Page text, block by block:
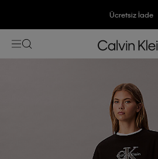
Ücretsiz İade
3500 TL Üzeri Ücretsiz
7500 TL Ve Üzeri